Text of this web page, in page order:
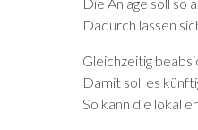
Dadurch lassen
Gleichzeitig
Damit soll es
So kann die lokal